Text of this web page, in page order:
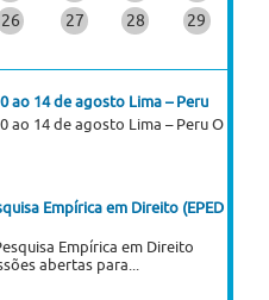
26 27 28
29
ao 14 de agosto Lima – Peru
ao 14 de agosto Lima – Peru O
Empírica em Direito (EPED
Empírica em Direito
abertas para...